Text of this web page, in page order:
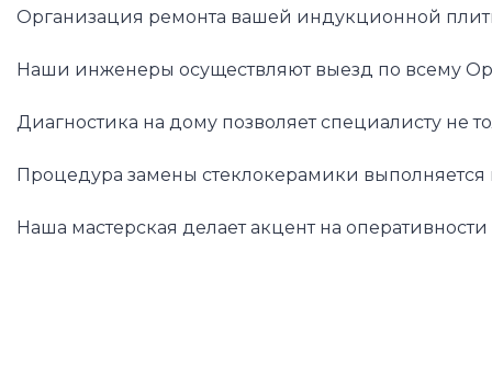
Организация ремонта вашей индукционной
Наши инженеры осуществляют выезд по всему
Диагностика на дому позволяет специалисту не
Процедура замены стеклокерамики
Наша мастерская делает акцент на